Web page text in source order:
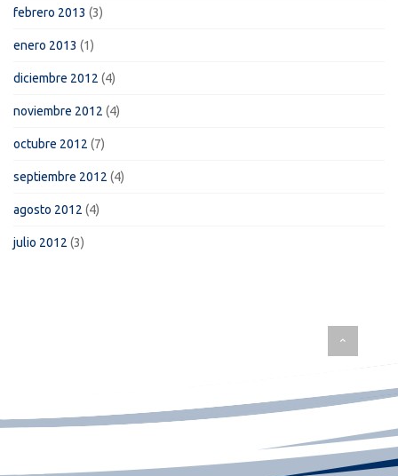
febrero 2013 (3)
enero 2013 (1)
diciembre 2012 (4)
noviembre 2012 (4)
octubre 2012 (7)
septiembre 2012 (4)
agosto 2012 (4)
julio 2012 (3)